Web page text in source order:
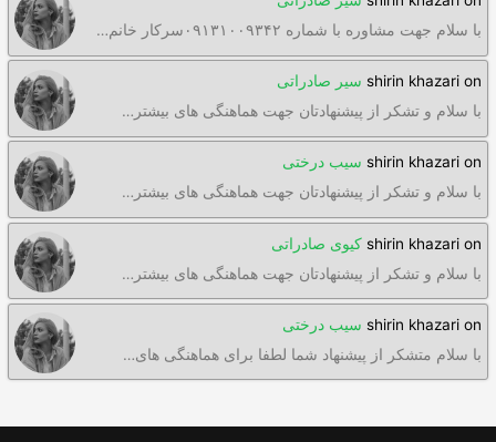
با سلام جهت مشاوره با شماره ۰۹۱۳۱۰۰۹۳۴۲سرکار خانم…
shirin khazari on
سیر صادراتی
با سلام و تشکر از پیشنهادتان جهت هماهنگی های بیشتر…
shirin khazari on
سیب درختی
با سلام و تشکر از پیشنهادتان جهت هماهنگی های بیشتر…
shirin khazari on
کیوی صادراتی
با سلام و تشکر از پیشنهادتان جهت هماهنگی های بیشتر…
shirin khazari on
سیب درختی
با سلام متشکر از پیشنهاد شما لطفا برای هماهنگی های…